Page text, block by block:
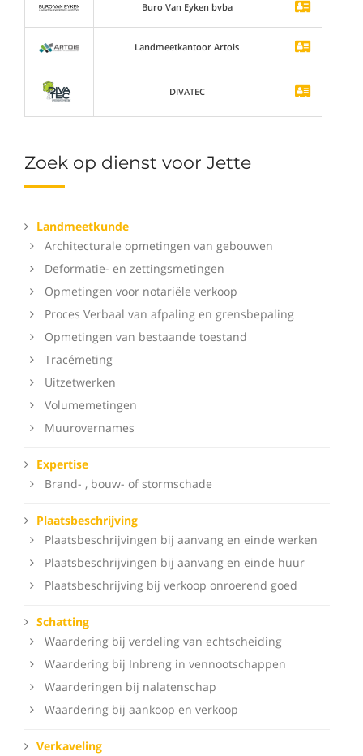
Zoek op dienst voor Jette
Landmeetkunde
Architecturale opmetingen van gebouwen
Deformatie- en zettingsmetingen
Opmetingen voor notariële verkoop
Proces Verbaal van afpaling en grensbepaling
Opmetingen van bestaande toestand
Tracémeting
Uitzetwerken
Volumemetingen
Muurovernames
Expertise
Brand- , bouw- of stormschade
Plaatsbeschrijving
Plaatsbeschrijvingen bij aanvang en einde werken
Plaatsbeschrijvingen bij aanvang en einde huur
Plaatsbeschrijving bij verkoop onroerend goed
Schatting
Waardering bij verdeling van echtscheiding
Waardering bij Inbreng in vennootschappen
Waarderingen bij nalatenschap
Waardering bij aankoop en verkoop
Verkaveling
Buro Van Eyken bvba
Landmeetkantoor Artois
DIVATEC